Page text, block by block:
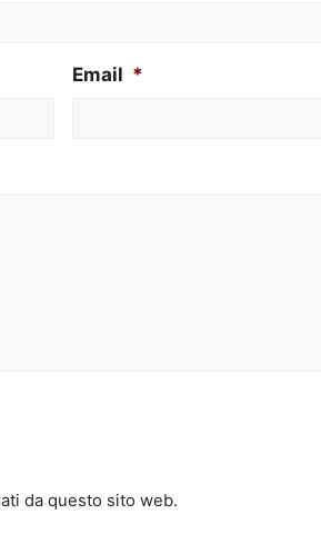
Email *
da questo sito web.